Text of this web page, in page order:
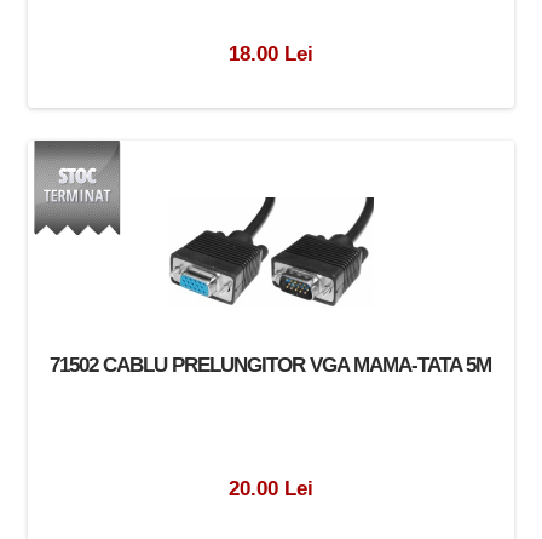
18.00 Lei
71502 CABLU PRELUNGITOR VGA MAMA-TATA 5M
20.00 Lei